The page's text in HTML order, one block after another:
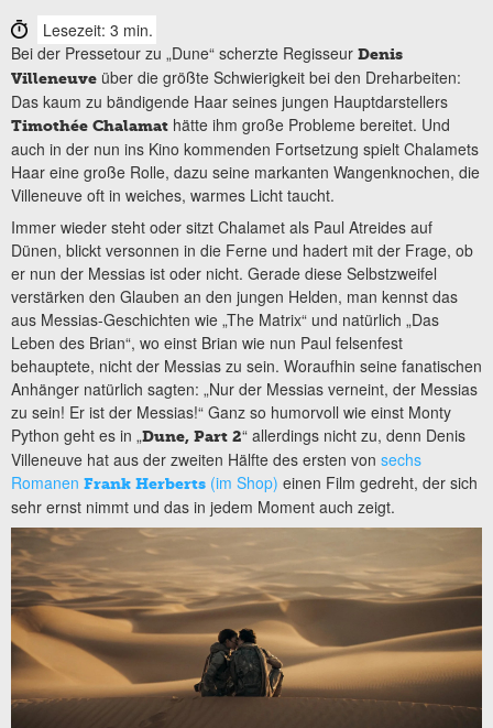
Lesezeit: 3 min.
Bei der Pressetour zu „Dune“ scherzte Regisseur Denis
Villeneuve über die größte Schwierigkeit bei den Dreharbeiten:
Das kaum zu bändigende Haar seines jungen Hauptdarstellers
Timothée Chalamat hätte ihm große Probleme bereitet. Und
auch in der nun ins Kino kommenden Fortsetzung spielt Chalamets
Haar eine große Rolle, dazu seine markanten Wangenknochen, die
Villeneuve oft in weiches, warmes Licht taucht.
Immer wieder steht oder sitzt Chalamet als Paul Atreides auf
Dünen, blickt versonnen in die Ferne und hadert mit der Frage, ob
er nun der Messias ist oder nicht. Gerade diese Selbstzweifel
verstärken den Glauben an den jungen Helden, man kennst das
aus Messias-Geschichten wie „The Matrix“ und natürlich „Das
Leben des Brian“, wo einst Brian wie nun Paul felsenfest
behauptete, nicht der Messias zu sein. Woraufhin seine fanatischen
Anhänger natürlich sagten: „Nur der Messias verneint, der Messias
zu sein! Er ist der Messias!“ Ganz so humorvoll wie einst Monty
Python geht es in „Dune, Part 2“ allerdings nicht zu, denn Denis
Villeneuve hat aus der zweiten Hälfte des ersten von sechs
Romanen Frank Herberts (im Shop) einen Film gedreht, der sich
sehr ernst nimmt und das in jedem Moment auch zeigt.